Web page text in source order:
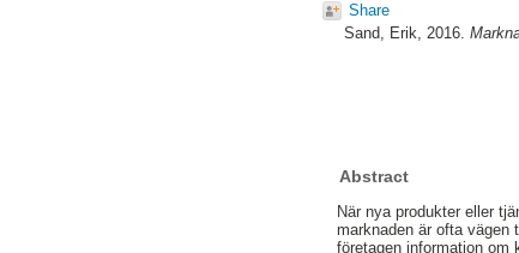
Share
Sand, Erik, 2016.
Abstract
När nya produkter eller
marknaden är ofta vägen
företagen information om